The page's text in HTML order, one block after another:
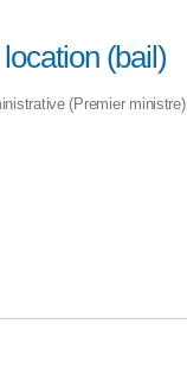
(bail)
(Premier ministre)